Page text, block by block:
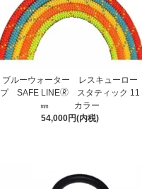
ブルーウォーター レスキューロー
プ SAFE LINE🄬 スタティック 11
㎜ カラー
54,000円(内税)